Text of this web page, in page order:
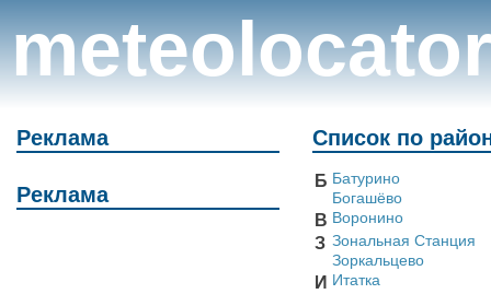
meteolocator
Реклама
Реклама
Список по
Б Батурино
Богашёво
В Воронино
З Зональная Станция
Зоркальцево
И Итатка